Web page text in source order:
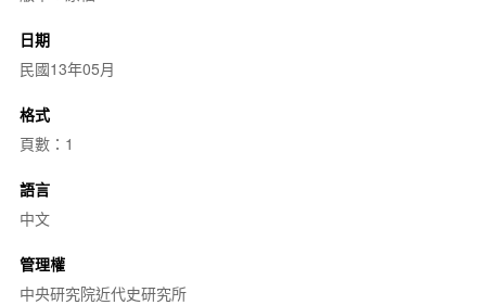
日期
民國13年05月
格式
頁數：1
語言
中文
管理權
中央研究院近代史研究所